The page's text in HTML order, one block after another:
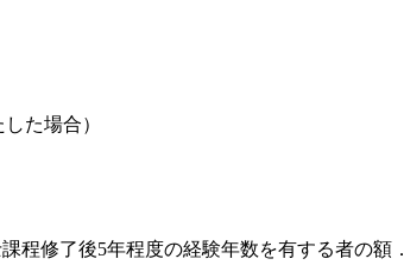
た場合）
程修了後5年程度の経験年数を有する者の